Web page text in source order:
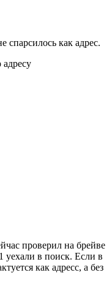
спарсилось как адрес.
адресу
проверил на брейве
уехали в поиск. Если в
как адресс, а без